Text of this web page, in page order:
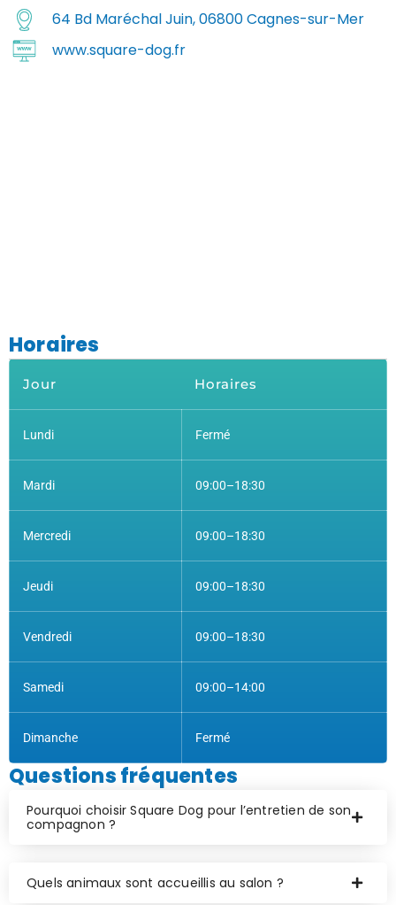
64 Bd Maréchal Juin, 06800 Cagnes-sur-Mer
www.square-dog.fr
Horaires
Jour Horaires
Lundi Fermé
Mardi 09:00–18:30
Mercredi 09:00–18:30
Jeudi 09:00–18:30
Vendredi 09:00–18:30
Samedi 09:00–14:00
Dimanche Fermé
Questions fréquentes
Pourquoi choisir Square Dog pour l’entretien de son
compagnon ?
Quels animaux sont accueillis au salon ?